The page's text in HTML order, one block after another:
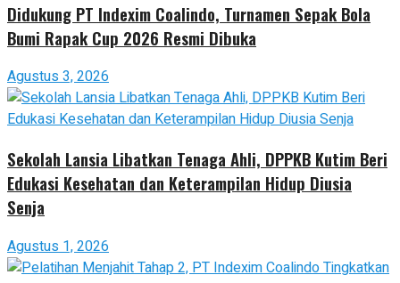
Didukung PT Indexim Coalindo, Turnamen Sepak Bola
Bumi Rapak Cup 2026 Resmi Dibuka
Agustus 3, 2026
Sekolah Lansia Libatkan Tenaga Ahli, DPPKB Kutim Beri
Edukasi Kesehatan dan Keterampilan Hidup Diusia
Senja
Agustus 1, 2026